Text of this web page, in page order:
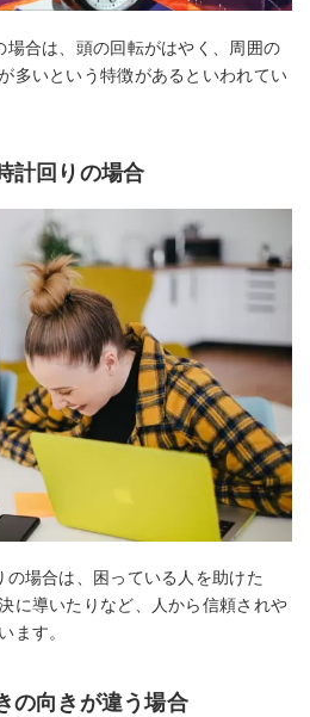
合は、頭の回転がはやく、周囲の
多いという特徴があるといわれてい
計回りの場合
場合は、困っている人を助けた
に導いたりなど、人から信頼されや
ます。
の向きが違う場合